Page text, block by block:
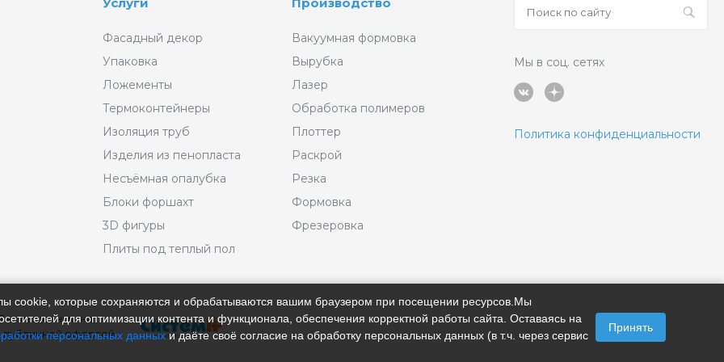
Фасадный декор
Упаковка
Ложементы
Термоконтейнеры
Изоляция труб
Изделия из пенопласта
Несъёмная опалубка
Блоки форшахт
3D фигуры
Плиты под теплый пол
Вакуумная формовка
Вырубка
Лазер
Обработка полимеров
Плоттер
Раскрой
Резка
Формовка
Фрезеровка
Мы в соц. сетях
Политика конфиденциальности
на
офертой.
cookie, которые сохраняются и обрабатываются вашим браузером при посещении ресурсов.Мы
для оптимизации контента и функционала, обеспечения корректной работы сайта. Оставаясь на
персональных данныхи даёте своё согласие на обработку персональных данных (в т.ч. через сервис
Принять